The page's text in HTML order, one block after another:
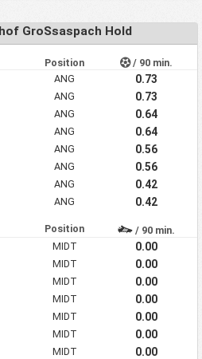
GroSsaspach Hold
Position / 90 min.
ANG
0.73
ANG
0.73
ANG
0.64
ANG
0.64
ANG
0.56
ANG
0.56
ANG
0.42
ANG 0.42
Position / 90 min.
MIDT
0.00
MIDT
0.00
MIDT
0.00
MIDT
0.00
MIDT
0.00
MIDT
0.00
MIDT
0.00